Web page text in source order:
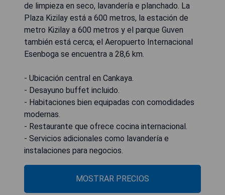
de limpieza en seco, lavandería e planchado. La
Plaza Kizilay está a 600 metros, la estación de
metro Kizilay a 600 metros y el parque Guven
también está cerca; el Aeropuerto Internacional
Esenboga se encuentra a 28,6 km.
- Ubicación central en Cankaya.
- Desayuno buffet incluido.
- Habitaciones bien equipadas con comodidades
modernas.
- Restaurante que ofrece cocina internacional.
- Servicios adicionales como lavandería e
instalaciones para negocios.
MOSTRAR PRECIOS